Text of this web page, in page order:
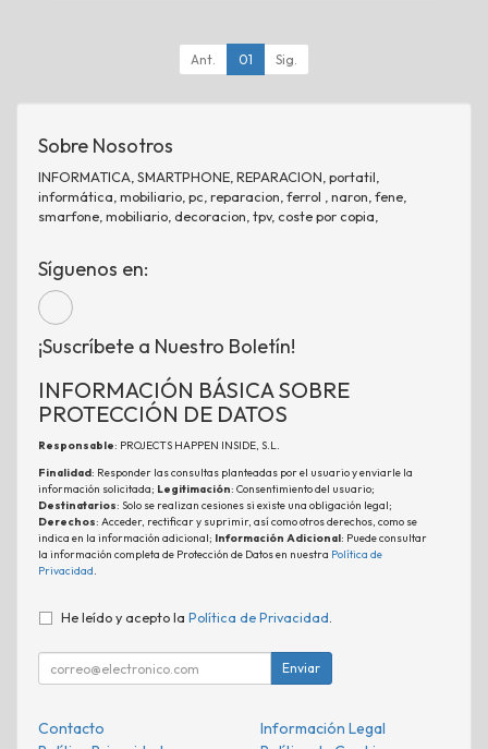
Ant. 01 Sig.
Sobre Nosotros
INFORMATICA, SMARTPHONE, REPARACION, portatil,
informática, mobiliario, pc, reparacion, ferrol , naron, fene,
smarfone, mobiliario, decoracion, tpv, coste por copia,
Síguenos en:
¡Suscríbete a Nuestro Boletín!
INFORMACIÓN BÁSICA SOBRE
PROTECCIÓN DE DATOS
Responsable: PROJECTS HAPPEN INSIDE, S.L.
Finalidad: Responder las consultas planteadas por el usuario y enviarle la
información solicitada; Legitimación: Consentimiento del usuario;
Destinatarios: Solo se realizan cesiones si existe una obligación legal;
Derechos: Acceder, rectificar y suprimir, así como otros derechos, como se
indica en la información adicional; Información Adicional: Puede consultar
la información completa de Protección de Datos en nuestra Política de
Privacidad.
He leído y acepto la Política de Privacidad.
Enviar
Contacto
Información Legal